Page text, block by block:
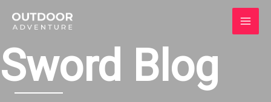
naar
inhoud
Sword Blog